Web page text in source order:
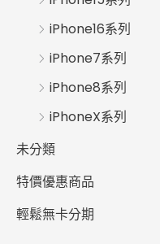
iPhone16系列
iPhone7系列
iPhone8系列
iPhoneX系列
未分類
特價優惠商品
輕鬆無卡分期